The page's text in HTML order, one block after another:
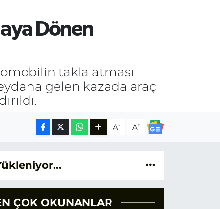
Dönen
takla atması
gelen kazada araç
A- A+
ÇOK OKUNANLAR